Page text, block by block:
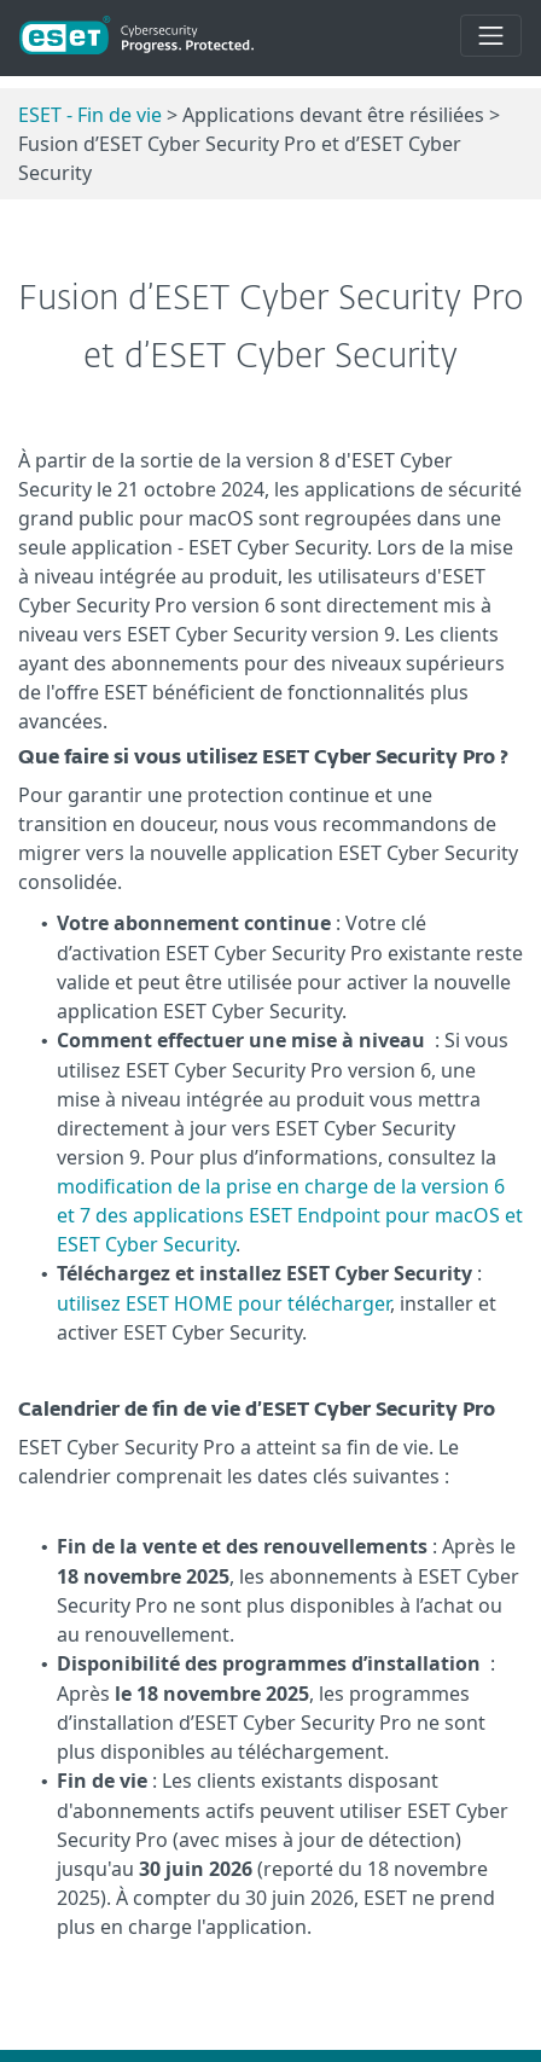
ESET - Fin de vie> Applications devant être résiliées >
Fusion d’ESET Cyber Security Pro et d’ESET Cyber
Security
Fusion d’ESET Cyber Security Pro
et d’ESET Cyber Security
À partir de la sortie de la version 8 d'ESET Cyber
Security le 21 octobre 2024, les applications de sécurité
grand public pour macOS sont regroupées dans une
seule application - ESET Cyber Security. Lors de la mise
à niveau intégrée au produit, les utilisateurs d'ESET
Cyber Security Pro version 6 sont directement mis à
niveau vers ESET Cyber Security version 9. Les clients
ayant des abonnements pour des niveaux supérieurs
de l'offre ESET bénéficient de fonctionnalités plus
avancées.
Que faire si vous utilisez ESET Cyber Security Pro ?
Pour garantir une protection continue et une
transition en douceur, nous vous recommandons de
migrer vers la nouvelle application ESET Cyber Security
consolidée.
• Votre abonnement continue : Votre clé
d’activation ESET Cyber Security Pro existante reste
valide et peut être utilisée pour activer la nouvelle
application ESET Cyber Security.
• Comment effectuer une mise à niveau : Si vous
utilisez ESET Cyber Security Pro version 6, une
mise à niveau intégrée au produit vous mettra
directement à jour vers ESET Cyber Security
version 9. Pour plus d’informations, consultez la
modification de la prise en charge de la version 6
et 7 des applications ESET Endpoint pour macOS et
ESET Cyber Security.
• Téléchargez et installez ESET Cyber Security :
utilisez ESET HOME pour télécharger, installer et
activer ESET Cyber Security.
Calendrier de fin de vie d’ESET Cyber Security Pro
ESET Cyber Security Pro a atteint sa fin de vie. Le
calendrier comprenait les dates clés suivantes :
• Fin de la vente et des renouvellements : Après le
18 novembre 2025, les abonnements à ESET Cyber
Security Pro ne sont plus disponibles à l’achat ou
au renouvellement.
• Disponibilité des programmes d’installation :
Après le 18 novembre 2025, les programmes
d’installation d’ESET Cyber Security Pro ne sont
plus disponibles au téléchargement.
• Fin de vie : Les clients existants disposant
d'abonnements actifs peuvent utiliser ESET Cyber
Security Pro (avec mises à jour de détection)
jusqu'au 30 juin 2026(reporté du 18 novembre
2025). À compter du 30 juin 2026, ESET ne prend
plus en charge l'application.